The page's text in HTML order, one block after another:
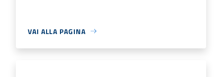
VAI ALLA PAGINA